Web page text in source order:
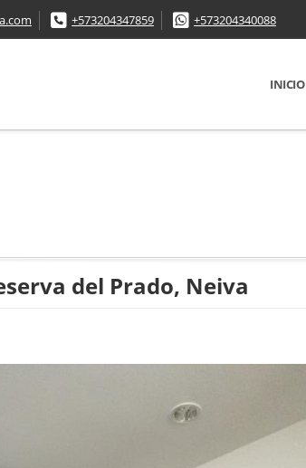
+573204347859 +573204340088
INICIO
del Prado, Neiva